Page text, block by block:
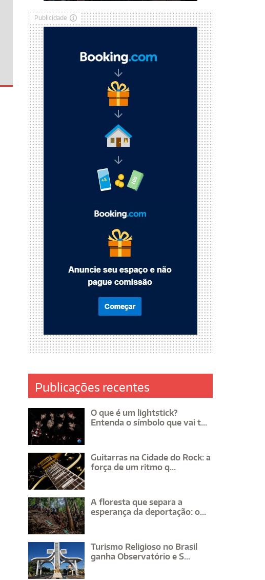
Publicidade
Publicações recentes
O que é um lightstick?
Entenda o símbolo que vai t...
Guitarras na Cidade do Rock: a
força de um ritmo q...
A floresta que separa a
esperança da deportação: o...
Turismo Religioso no Brasil
ganha Observatório e S...